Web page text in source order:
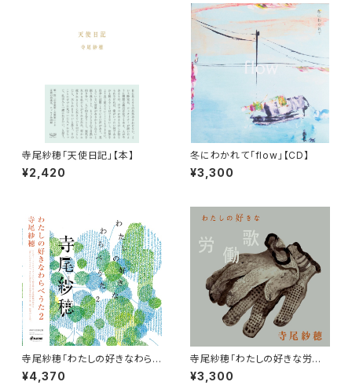
寺尾紗穂「天使日記」【本】
¥2,420
冬にわかれて「flow」【CD】
¥3,300
寺尾紗穂「わたしの好きなわら
べうた２」 (レコード）完全限定
生産【LP】
¥4,370
寺尾紗穂「わたしの好きな労働
歌」【CD】
¥3,300